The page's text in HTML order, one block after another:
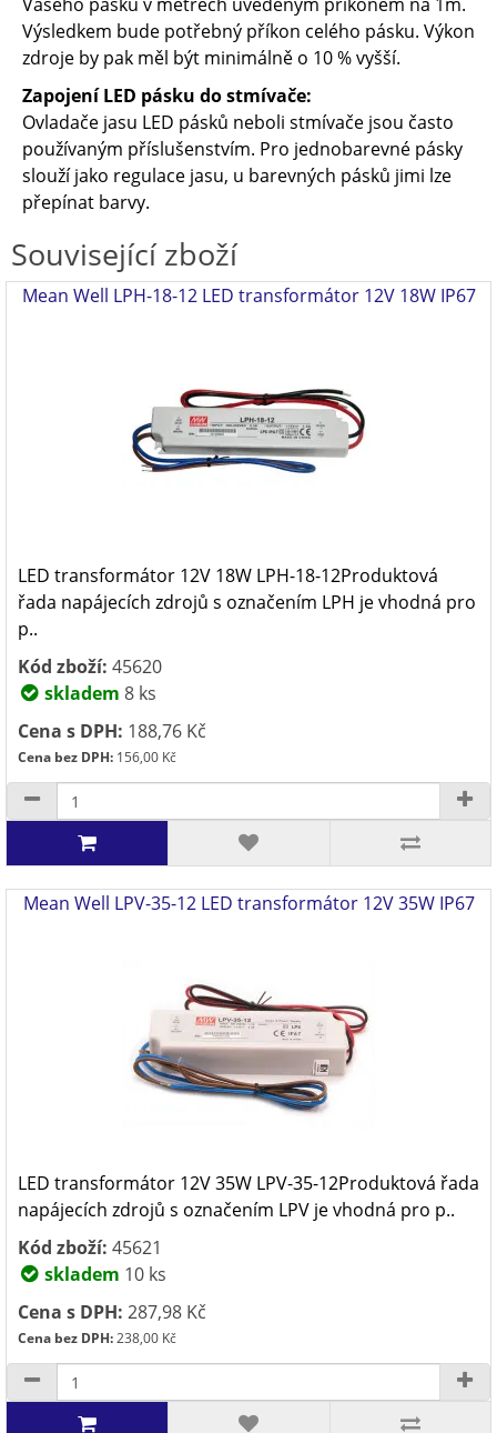
Výsledkem bude potřebný příkon celého pásku. Výkon
zdroje by pak měl být minimálně o 10 % vyšší.
Zapojení LED pásku do stmívače:
Ovladače jasu LED pásků neboli stmívače jsou často
používaným příslušenstvím. Pro jednobarevné pásky
slouží jako regulace jasu, u barevných pásků jimi lze
přepínat barvy.
Související zboží
Mean Well LPH-18-12 LED transformátor 12V 18W IP67
LED transformátor 12V 18W LPH-18-12Produktová
řada napájecích zdrojů s označením LPH je vhodná pro
p..
Kód zboží: 45620
skladem 8 ks
Cena s DPH: 188,76 Kč
Cena bez DPH: 156,00 Kč
Mean Well LPV-35-12 LED transformátor 12V 35W IP67
LED transformátor 12V 35W LPV-35-12Produktová řada
napájecích zdrojů s označením LPV je vhodná pro p..
Kód zboží: 45621
skladem 10 ks
Cena s DPH: 287,98 Kč
Cena bez DPH:238,00 Kč